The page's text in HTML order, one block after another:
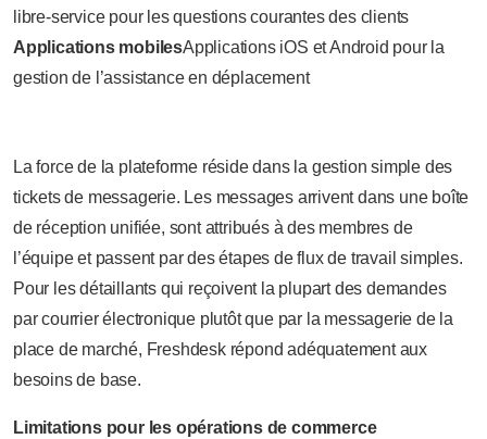
libre-service pour les questions courantes des clients
Applications mobilesApplications iOS et Android pour la
gestion de l’assistance en déplacement
La force de la plateforme réside dans la gestion simple des
tickets de messagerie. Les messages arrivent dans une boîte
de réception unifiée, sont attribués à des membres de
l’équipe et passent par des étapes de flux de travail simples.
Pour les détaillants qui reçoivent la plupart des demandes
par courrier électronique plutôt que par la messagerie de la
place de marché, Freshdesk répond adéquatement aux
besoins de base.
Limitations pour les opérations de commerce